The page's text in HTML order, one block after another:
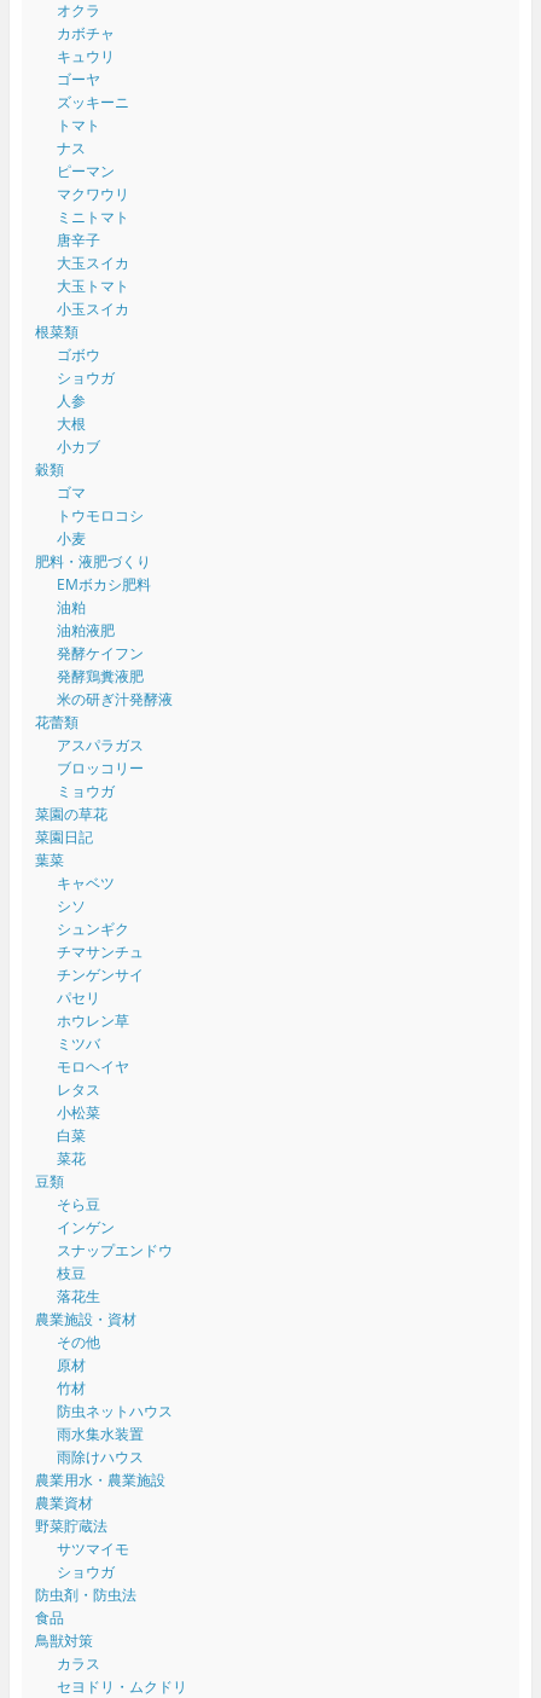
オクラ
カボチャ
キュウリ
ゴーヤ
ズッキーニ
トマト
ナス
ピーマン
マクワウリ
ミニトマト
唐辛子
大玉スイカ
大玉トマト
小玉スイカ
根菜類
ゴボウ
ショウガ
人参
大根
小カブ
穀類
ゴマ
トウモロコシ
小麦
肥料・液肥づくり
EMボカシ肥料
油粕
油粕液肥
発酵ケイフン
発酵鶏糞液肥
米の研ぎ汁発酵液
花蕾類
アスパラガス
ブロッコリー
ミョウガ
菜園の草花
菜園日記
葉菜
キャベツ
シソ
シュンギク
チマサンチュ
チンゲンサイ
パセリ
ホウレン草
ミツバ
モロヘイヤ
レタス
小松菜
白菜
菜花
豆類
そら豆
インゲン
スナップエンドウ
枝豆
落花生
農業施設・資材
その他
原材
竹材
防虫ネットハウス
雨水集水装置
雨除けハウス
農業用水・農業施設
農業資材
野菜貯蔵法
サツマイモ
ショウガ
防虫剤・防虫法
食品
鳥獣対策
カラス
セヨドリ・ムクドリ